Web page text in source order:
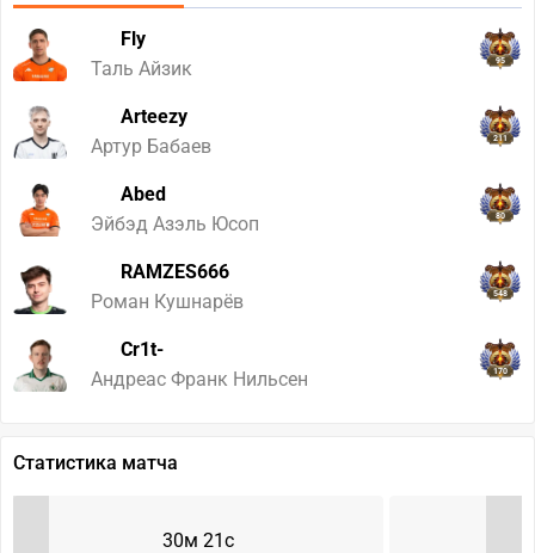
Fly
Таль Айзик
95
Arteezy
Артур Бабаев
211
Abed
Эйбэд Азэль Юсоп
80
RAMZES666
Роман Кушнарёв
548
Cr1t-
Андреас Франк Нильсен
170
Статистика матча
30м 21с